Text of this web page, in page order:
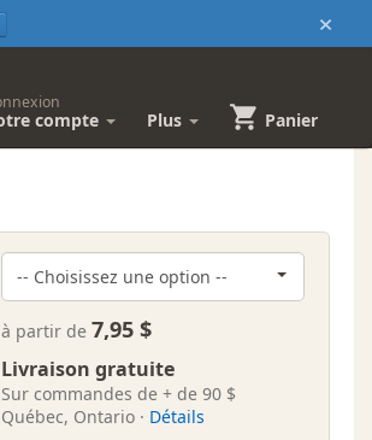
×
compte Plus Panier
à partir de 7,95 $
Livraison gratuite
Sur commandes de + de 90 $
Québec, Ontario · Détails